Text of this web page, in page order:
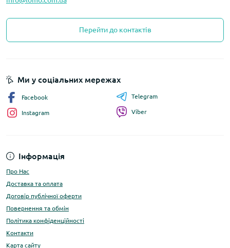
Перейти до контактів
Інформація
Про Нас
Доставка та оплата
Договір публічної оферти
Повернення та обмін
Політика конфіденційності
Контакти
Карта сайту
Ми у соціальних мережах
Facebook
Instagram
Telegram
Viber